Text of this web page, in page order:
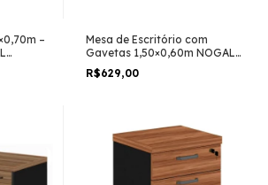
–
Mesa de Escritório com
Gavetas 1,50×0,60m NOGAL
SEVILHA/PRETO
R$629,00